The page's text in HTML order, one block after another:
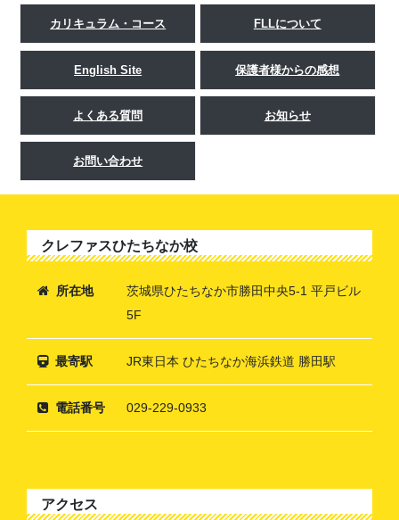
カリキュラム・コース FLLについて
English Site 保護者様からの感想
よくある質問 お知らせ
お問い合わせ
クレファスひたちなか校
所在地
茨城県ひたちなか市勝田中央5-1 平戸ビル
5F
最寄駅 JR東日本 ひたちなか海浜鉄道 勝田駅
電話番号 029-229-0933
アクセス